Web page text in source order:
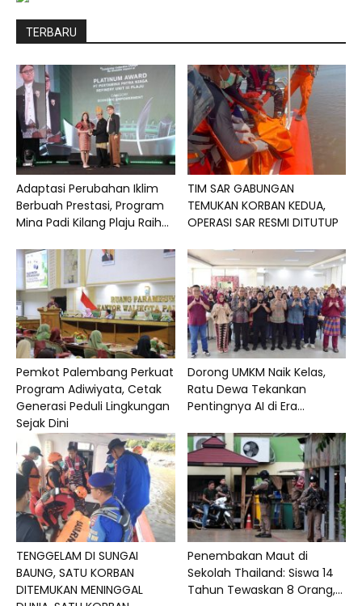
TERBARU
Adaptasi Perubahan Iklim
Berbuah Prestasi, Program
Mina Padi Kilang Plaju Raih...
TIM SAR GABUNGAN
TEMUKAN KORBAN KEDUA,
OPERASI SAR RESMI DITUTUP
Pemkot Palembang Perkuat
Program Adiwiyata, Cetak
Generasi Peduli Lingkungan
Sejak Dini
Dorong UMKM Naik Kelas,
Ratu Dewa Tekankan
Pentingnya AI di Era...
TENGGELAM DI SUNGAI
BAUNG, SATU KORBAN
DITEMUKAN MENINGGAL
Penembakan Maut di
Sekolah Thailand: Siswa 14
Tahun Tewaskan 8 Orang,...